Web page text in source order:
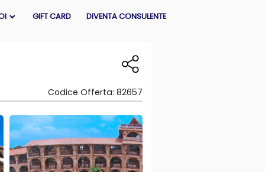
GIFT CARD DIVENTA CONSULENTE
Codice Offerta: 82657